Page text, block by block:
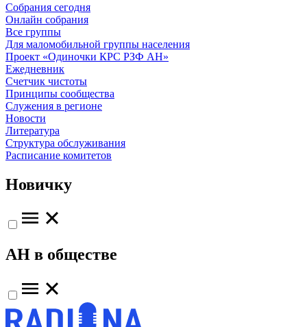
Собрания сегодня
Онлайн собрания
Все группы
Для маломобильной группы населения
Проект «Одиночки КРС РЗФ АН»
Ежедневник
Счетчик чистоты
Принципы сообщества
Служения в регионе
Новости
Литература
Структура обслуживания
Расписание комитетов
Новичку
АН в обществе